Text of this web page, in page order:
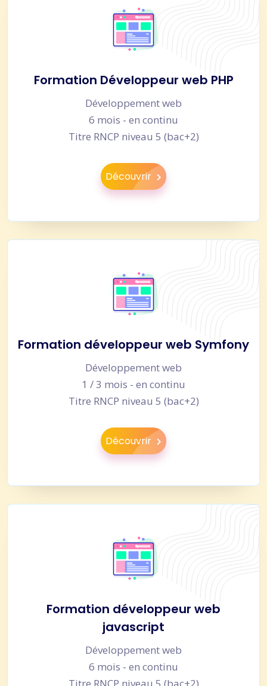
Formation Développeur web PHP
Développement web
6 mois - en continu
Titre RNCP niveau 5 (bac+2)
Découvrir
Formation développeur web Symfony
Développement web
1 / 3 mois - en continu
Titre RNCP niveau 5 (bac+2)
Découvrir
Formation développeur web
javascript
Développement web
6 mois - en continu
Titre RNCP niveau 5 (bac+2)